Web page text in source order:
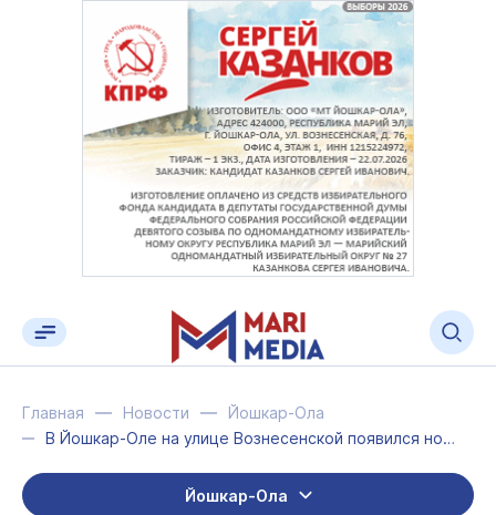
Главная Новости
Йошкар-Ола
В Йошкар-Оле на улице Вознесенской появился новый дорожный знак
Йошкар-Ола